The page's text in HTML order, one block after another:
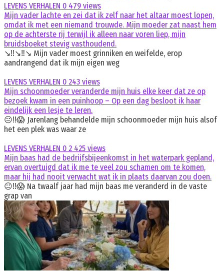
LEVENS VERHALEN 0 479 views
Mijn vader lachte en zei dat ik zelf naar het altaar moest lopen,
omdat ik met een niemand trouwde. Mijn moeder zat naast hem
op de achterste rij terwijl ik alleen naar voren liep, mijn
bruidsboeket stevig vasthoudend.
↘️‼️↘️‼️↘️ Mijn vader moest grinniken en weifelde, erop
aandrangend dat ik mijn eigen weg
LEVENS VERHALEN 0 243 views
Mijn schoonmoeder veranderde mijn huis elke keer dat ze op
bezoek kwam in een puinhoop – Op een dag besloot ik haar
eindelijk een lesje te leren.
😐‼️😱 Jarenlang behandelde mijn schoonmoeder mijn huis alsof
het een plek was waar ze
LEVENS VERHALEN 0 2 425 views
Mijn baas had de bedrijfsbijeenkomst in het waterpark gepland,
ervan overtuigd dat ik me te veel zou schamen om te komen,
maar hij had nooit verwacht wat ik in plaats daarvan zou doen.
😐‼️😱 Na twaalf jaar had mijn baas me veranderd in de vaste
grap van